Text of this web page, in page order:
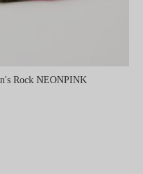
Rock NEONPINK